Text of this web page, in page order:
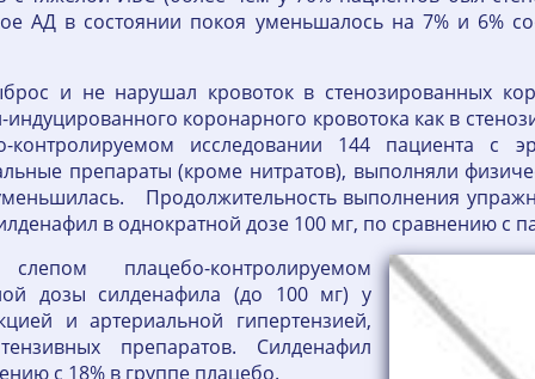
АД в состоянии покоя уменьшалось на 7% и 6%
и не нарушал кровоток в стенозированных
коронарного кровотока как в
исследовании 144 пациента с
препараты (кроме нитратов), выполняли
Продолжительность выполнения
в однократной дозе 100 мг, по сравнению
плацебо-контролируемом
дозы силденафила (до 100 мг) у
и артериальной гипертензией,
препаратов. Силденафил
с 18% в группе плацебо.